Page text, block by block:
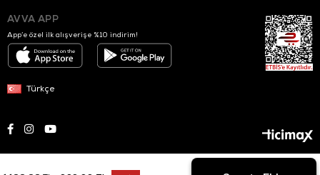
AVVA APP
App’e özel ilk alışverişe %10 indirim!
Türkçe